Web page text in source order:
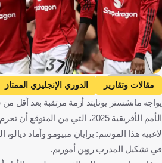
Getty Images
مقالات وتقارير الدوري الإنجليزي الممتاز
بريان مبيومو
إنجلترا الكاميرون
يواجه مانشستر يونايتد أزمة مرتقبة بعد
الأمم الأفريقية 2025، التي من
لاعبيه هذا الموسم: برايان مبيومو وأماد
في تشكيل المدرب روبن أموريم.